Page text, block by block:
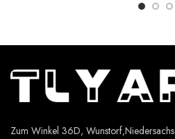
Zum Winkel 36D,